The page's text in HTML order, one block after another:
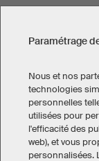
Mentions
Paramétrage
Nous et nos
technologies
personnelles
utilisées pour
l'efficacité des
web), et vous
personnalisées.